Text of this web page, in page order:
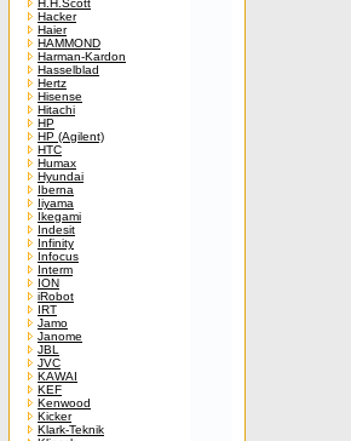
H.H.Scott
Hacker
Haier
HAMMOND
Harman-Kardon
Hasselblad
Hertz
Hisense
Hitachi
HP
HP (Agilent)
HTC
Humax
Hyundai
Iberna
Iiyama
Ikegami
Indesit
Infinity
Infocus
Interm
ION
iRobot
IRT
Jamo
Janome
JBL
JVC
KAWAI
KEF
Kenwood
Kicker
Klark-Teknik